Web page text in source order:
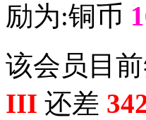
励为:铜币
该会员目
III 还差